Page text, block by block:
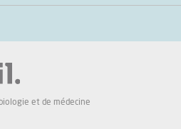
et de médecine